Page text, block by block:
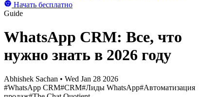
Начать бесплатно
Guide
WhatsApp CRM: Все, что
нужно знать в 2026 году
Abhishek Sachan • Wed Jan 28 2026
#WhatsApp CRM#CRM#Лиды WhatsApp#Автоматизация